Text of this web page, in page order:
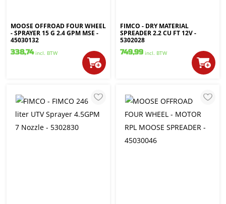
MOOSE OFFROAD FOUR WHEEL
- SPRAYER 15 G 2.4 GPM MSE -
45030132
338,74 incl. BTW
FIMCO - DRY MATERIAL
SPREADER 2.2 CU FT 12V -
5302028
749,99 incl. BTW